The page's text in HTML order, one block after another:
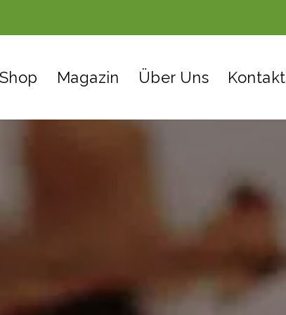
Shop Magazin Über Uns Kontakt